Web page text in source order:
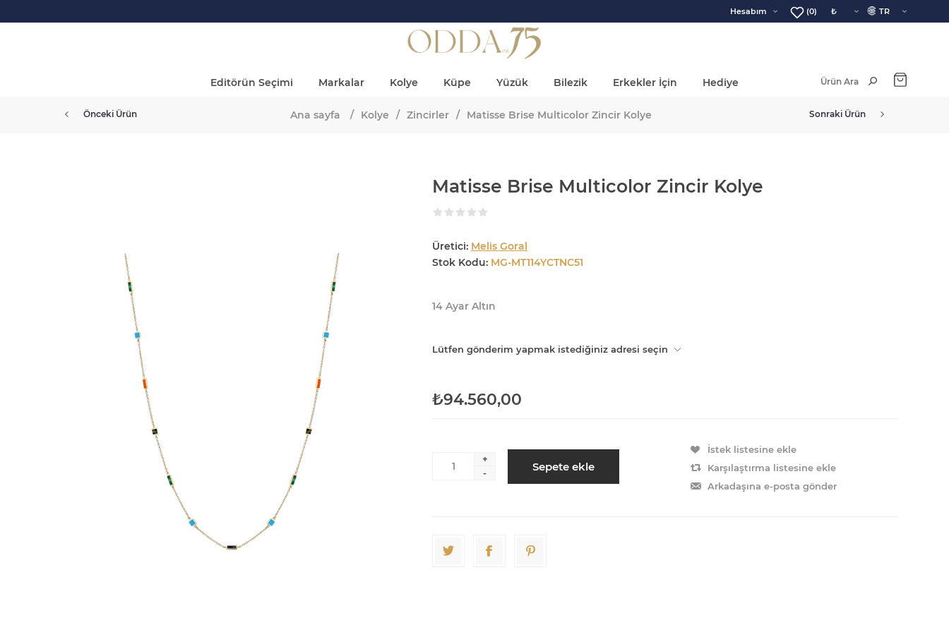
Hesabım (0) 🌐
Editörün Seçimi Markalar Kolye Küpe Yüzük Bilezik Erkekler İçin Hediye
Ana sayfa / Kolye / Zincirler / Matisse Brise Multicolor Zincir Kolye
Önceki Ürün Sonraki Ürün
Matisse Brise Multicolor Zincir Kolye
Üretici: Melis Goral
Stok Kodu: MG-MT114YCTNC51
14 Ayar Altın
Lütfen gönderim yapmak istediğiniz adresi seçin
₺94.560,00
+
-
Sepete ekle
İstek listesine ekle
Karşılaştırma listesine ekle
Arkadaşına e-posta gönder